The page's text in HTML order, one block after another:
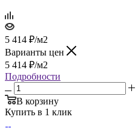
5 414 ₽/м2
Варианты цен
5 414 ₽/м2
Подробности
В корзину
Купить в 1 клик